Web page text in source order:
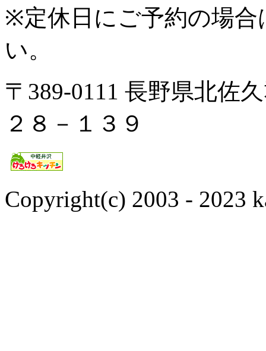
※定休日にご予約の場合
い。
〒389-0111 長野県北佐
２８－１３９
Copyright(c) 2003 - 2023